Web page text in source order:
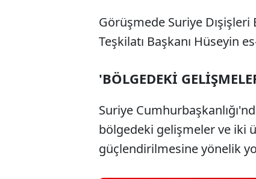
Görüşmede Suriye Dışişleri
Teşkilatı Başkanı Hüseyin
'BÖLGEDEKİ
Suriye
bölgedeki gelişmeler ve iki
güçlendirilmesine yönelik